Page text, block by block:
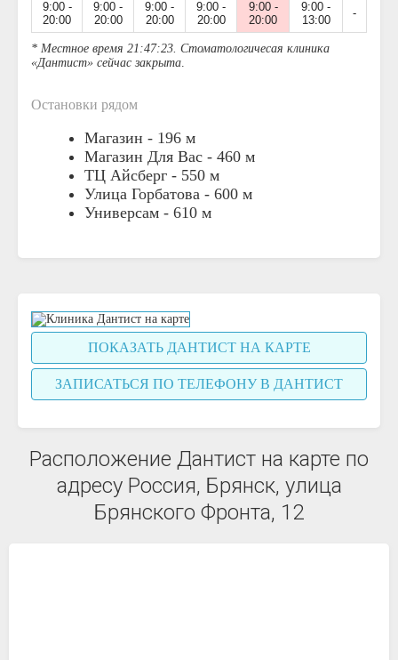
9:00 -
20:00
9:00 -
20:00
9:00 -
20:00
9:00 -
20:00
9:00 -
20:00
9:00 -
13:00
-
* Местное время 21:47:23. Стоматологичесая клиника
«Дантист» сейчас закрыта.
Остановки рядом
Магазин - 196 м
Магазин Для Вас - 460 м
ТЦ Айсберг - 550 м
Улица Горбатова - 600 м
Универсам - 610 м
ПОКАЗАТЬ ДАНТИСТ НА КАРТЕ
ЗАПИСАТЬСЯ ПО ТЕЛЕФОНУ В ДАНТИСТ
Расположение Дантист на карте по
адресу Россия, Брянск, улица
Брянского Фронта, 12